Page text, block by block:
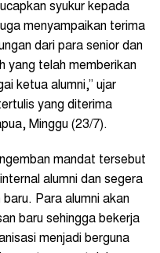
syukur kepada
menyampaikan terima
dari para senior dan
yang telah memberikan
ketua alumni,” ujar
yang diterima
Minggu (23/7).
mandat tersebut
alumni dan segera
Para alumni akan
baru sehingga bekerja
menjadi berguna